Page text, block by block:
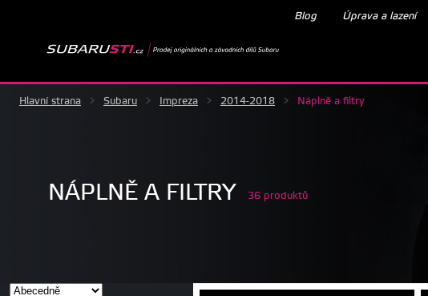
Blog Úprava a lazení
Hlavní strana > Subaru > Impreza > 2014-2018 > Náplně a filtry
NÁPLNĚ A FILTRY 36 produktů